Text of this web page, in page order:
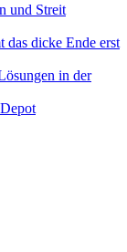
und Streit
das dicke Ende erst
in der